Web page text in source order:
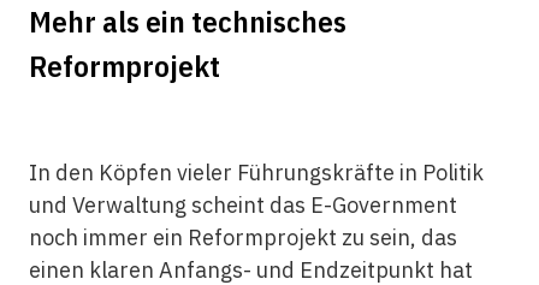
Mehr als ein technisches
Reformprojekt
In den Köpfen vieler Führungskräfte in Politik
und Verwaltung scheint das E-Government
noch immer ein Reformprojekt zu sein, das
einen klaren Anfangs- und Endzeitpunkt hat